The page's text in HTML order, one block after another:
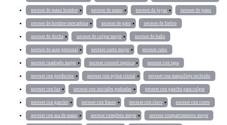
neceser de mano hombre neceser de mano neceser de joyas neceser de jeans
neceser de hombre mercadona neceser de gato neceser de fieltro
neceser de ducha neceser de colgar mujer neceser de baño
neceser de aseo personal neceser cuero mujer neceser cubo
neceser cuadrado mujer neceser coronel tapioca neceser con tapa
neceser con productos neceser con nylon cristal neceser con maquillaje incluido
neceser con luz neceser con iniciales grabadas neceser con gancho para colgar
neceser con gancho neceser con frases neceser con clave neceser con cierre
neceser con asa de mano neceser completo mujer neceser compartimentos mujer